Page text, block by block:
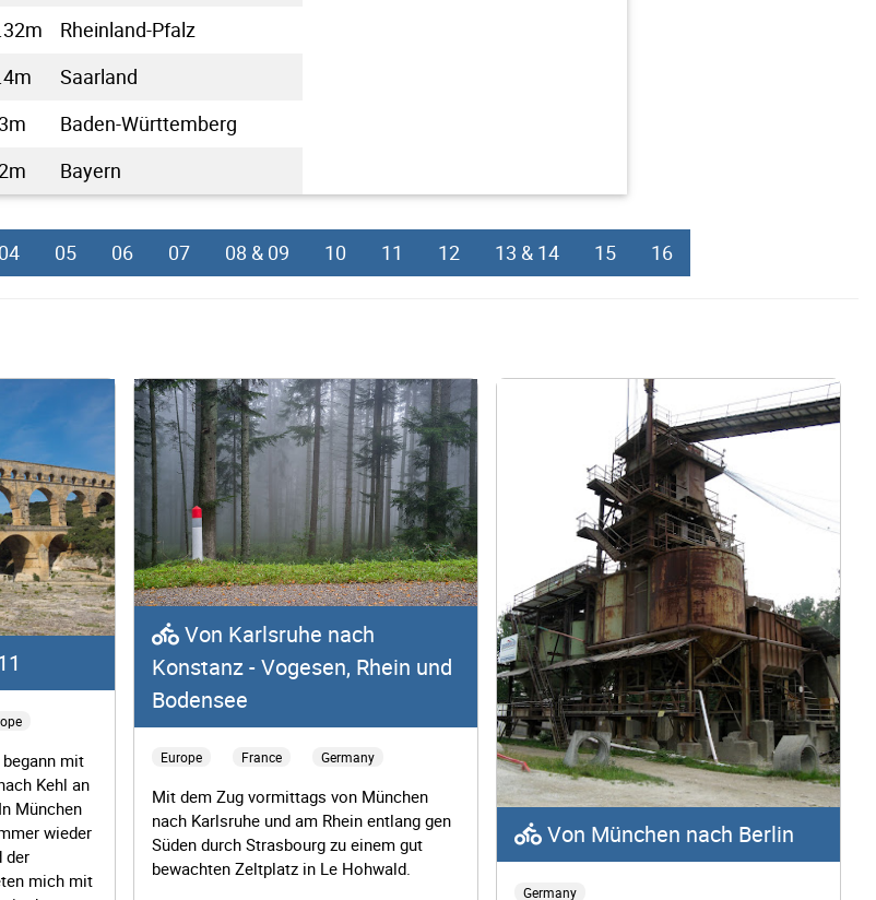
Rheinland-Pfalz
Saarland
Baden-Württemberg
Bayern
04 05 06 07 08 & 09 10 11 12 13 & 14 15 16
mit
Kehl an
München
wieder
der
mich mit
Von Karlsruhe nach
Konstanz - Vogesen, Rhein und
Bodensee
Europe France Germany
Mit dem Zug vormittags von München
nach Karlsruhe und am Rhein entlang gen
Süden durch Strasbourg zu einem gut
bewachten Zeltplatz in Le Hohwald.
Von München nach Berlin
Germany